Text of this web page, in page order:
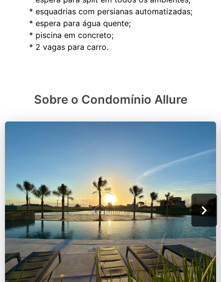
* esquadrias com persianas automatizadas;
* espera para água quente;
* piscina em concreto;
Sobre o Condomínio Allure